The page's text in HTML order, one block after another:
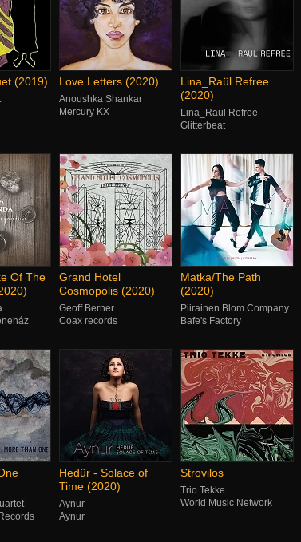
(2019) Love Letters (2020)
Anoushka Shankar
Mercury KX
Lina_Raül Refree
(2020)
Lina_Raül Refree
Glitterbeat
Of The
Grand Hotel
Cosmopolis (2020)
Geoff Berner
Coax records
Matka/The Path
(2020)
Piirainen Blom Company
Bafe's Factory
Hedûr - Solace of
Time (2020)
Aynur
Aynur
Strovilos
Trio Tekke
World Music Network